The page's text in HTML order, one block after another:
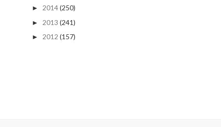
► 2014(250)
► 2013 (241)
► 2012 (157)